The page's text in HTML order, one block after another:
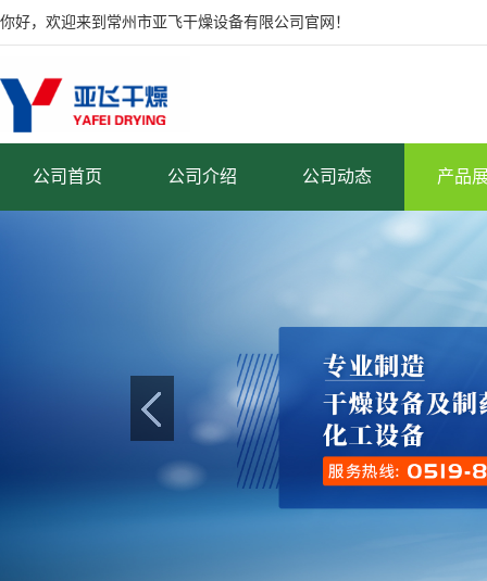
你好，欢迎来到常州市亚飞干燥设备有限公司官网！
公司首页 公司介绍 公司动态 产品